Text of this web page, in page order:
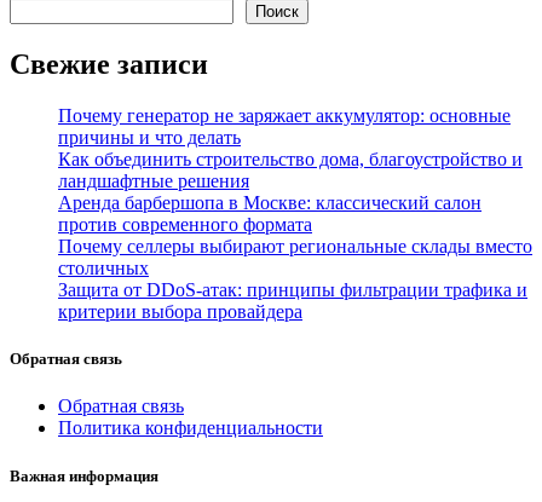
Поиск
Свежие записи
Почему генератор не заряжает аккумулятор: основные
причины и что делать
Как объединить строительство дома, благоустройство и
ландшафтные решения
Аренда барбершопа в Москве: классический салон
против современного формата
Почему селлеры выбирают региональные склады вместо
столичных
Защита от DDoS-атак: принципы фильтрации трафика и
критерии выбора провайдера
Обратная связь
Обратная связь
Политика конфиденциальности
Важная информация